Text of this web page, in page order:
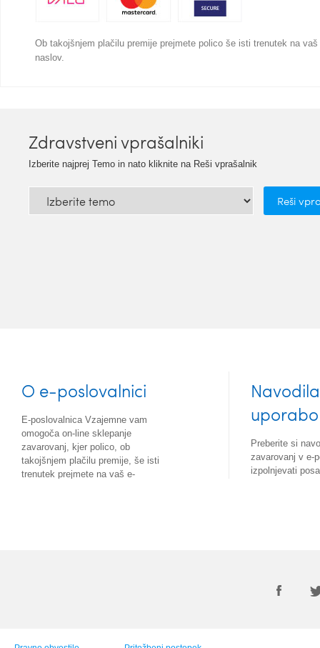
Ob takojšnjem plačilu premije prejmete polico še isti trenutek na vaš
naslov.
Zdravstveni vprašalniki
Izberite najprej Temo in nato kliknite na Reši vprašalnik
O e-poslovalnici
E-poslovalnica Vzajemne vam
omogoča on-line sklepanje
zavarovanj, kjer polico, ob
takojšnjem plačilu premije, še isti
trenutek prejmete na vaš e-
uporabo
Preberite si
zavarovanj v e-
izpolnjevati